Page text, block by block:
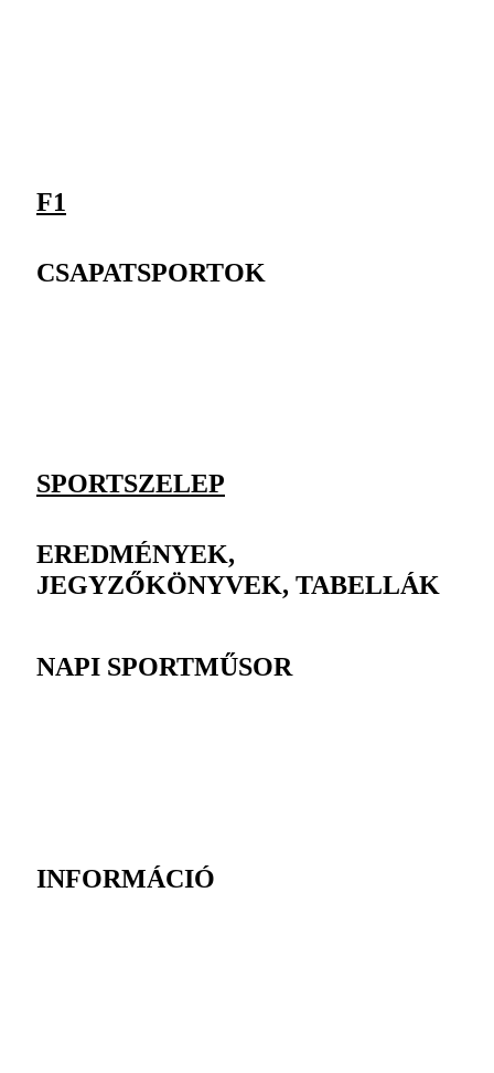
F1
CSAPATSPORTOK
SPORTSZELEP
EREDMÉNYEK,
JEGYZŐKÖNYVEK, TABELLÁK
NAPI SPORTMŰSOR
INFORMÁCIÓ